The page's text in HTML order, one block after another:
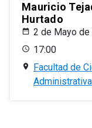
Mauricio
Hurtado
2 de Mayo
17:00
Facultad de